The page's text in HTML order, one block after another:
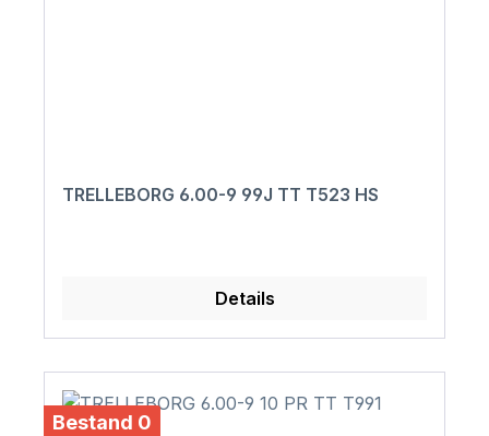
TRELLEBORG 6.00-9 99J TT T523 HS
Details
Bestand 0